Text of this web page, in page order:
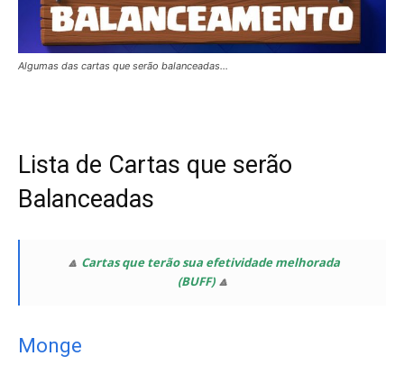
Algumas das cartas que serão balanceadas…
Lista de Cartas que serão
Balanceadas
🔼 Cartas que terão sua efetividade melhorada
(BUFF)🔼
Monge